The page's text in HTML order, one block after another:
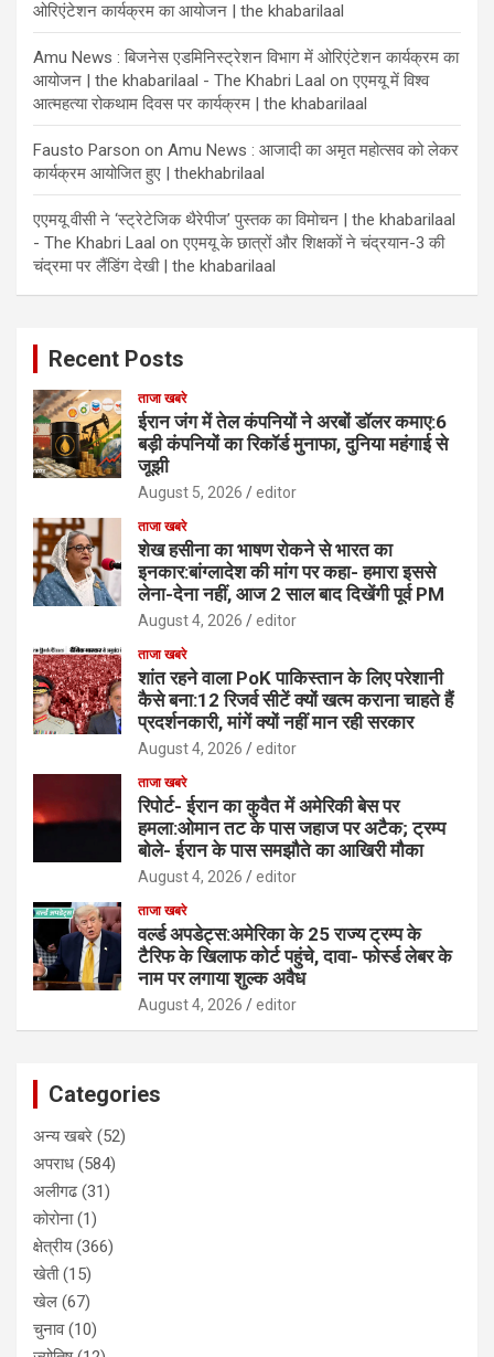
ओरिएंटेशन कार्यक्रम का आयोजन | the khabarilaal
Amu News : बिजनेस एडमिनिस्ट्रेशन विभाग में ओरिएंटेशन कार्यक्रम का
आयोजन | the khabarilaal - The Khabri Laal onएएमयू में विश्व
आत्महत्या रोकथाम दिवस पर कार्यक्रम | the khabarilaal
Fausto Parson on Amu News : आजादी का अमृत महोत्सव को लेकर
कार्यक्रम आयोजित हुए | thekhabrilaal
एएमयू वीसी ने ‘स्ट्रेटेजिक थैरेपीज’ पुस्तक का विमोचन | the khabarilaal
- The Khabri Laal onएएमयू के छात्रों और शिक्षकों ने चंद्रयान-3 की
चंद्रमा पर लैंडिंग देखी | the khabarilaal
Recent Posts
ताजा खबरे
ईरान जंग में तेल कंपनियों ने अरबों डॉलर कमाए:6
बड़ी कंपनियों का रिकॉर्ड मुनाफा, दुनिया महंगाई से
जूझी
August 5, 2026 editor
ताजा खबरे
शेख हसीना का भाषण रोकने से भारत का
इनकार:बांग्लादेश की मांग पर कहा- हमारा इससे
लेना-देना नहीं, आज 2 साल बाद दिखेंगी पूर्व PM
August 4, 2026 editor
ताजा खबरे
शांत रहने वाला PoK पाकिस्तान के लिए परेशानी
कैसे बना:12 रिजर्व सीटें क्यों खत्म कराना चाहते हैं
प्रदर्शनकारी, मांगें क्यों नहीं मान रही सरकार
August 4, 2026 editor
ताजा खबरे
रिपोर्ट- ईरान का कुवैत में अमेरिकी बेस पर
हमला:ओमान तट के पास जहाज पर अटैक; ट्रम्प
बोले- ईरान के पास समझौते का आखिरी मौका
August 4, 2026 editor
ताजा खबरे
वर्ल्ड अपडेट्स:अमेरिका के 25 राज्य ट्रम्प के
टैरिफ के खिलाफ कोर्ट पहुंचे, दावा- फोर्स्ड लेबर के
नाम पर लगाया शुल्क अवैध
August 4, 2026 editor
Categories
अन्य खबरे (52)
अपराध (584)
अलीगढ(31)
कोरोना(1)
क्षेत्रीय(366)
खेती(15)
खेल (67)
चुनाव(10)